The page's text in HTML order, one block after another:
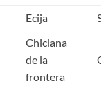
Ecija
Chiclana
de la
frontera